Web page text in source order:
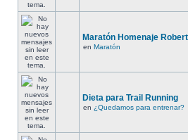
Maratón Homenaje
en Maratón
Dieta para Trail Running
en ¿Quedamos para entrenar?